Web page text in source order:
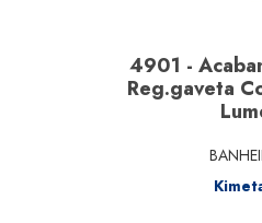
4901 -
Reg.gaveta